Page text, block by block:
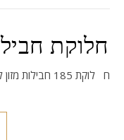
חלוקת
חלוקת 185 חבילות מזון לקראת החג למשפחות נזקקות בעיר